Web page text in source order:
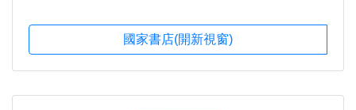
國家書店(開新視窗)